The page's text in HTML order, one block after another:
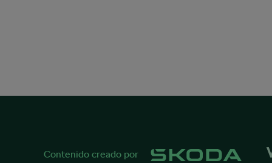
Contenido creado por